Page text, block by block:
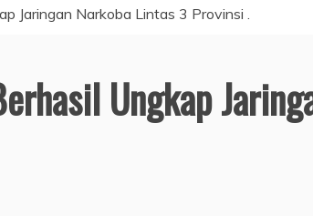
Jaringan Narkoba Lintas 3 Provinsi .
Ungkap